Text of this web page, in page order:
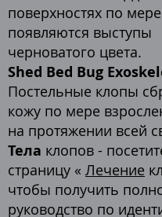
поверхностях по
появляются выступы
черноватого цвета.
Shed Bed Bug
Постельные клопы
кожу по мере
на протяжении всей
Тела клопов -
страницу « Лечение
чтобы получить
руководство по